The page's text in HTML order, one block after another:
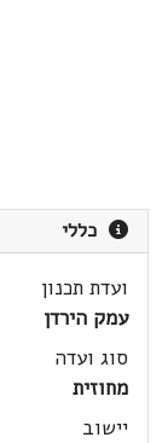
כללי
ועדת תכנון
עמק הירדן
סוג ועדה
מחוזית
יישוב